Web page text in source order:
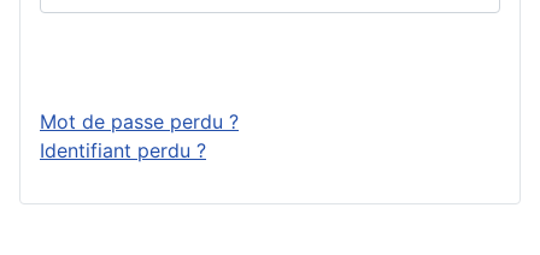
Mot de passe perdu ?
Identifiant perdu ?